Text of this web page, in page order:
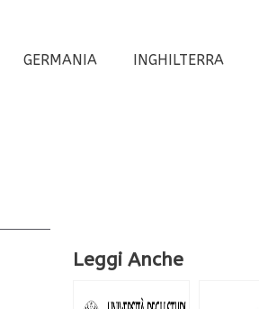
GERMANIA INGHILTERRA
Leggi Anche